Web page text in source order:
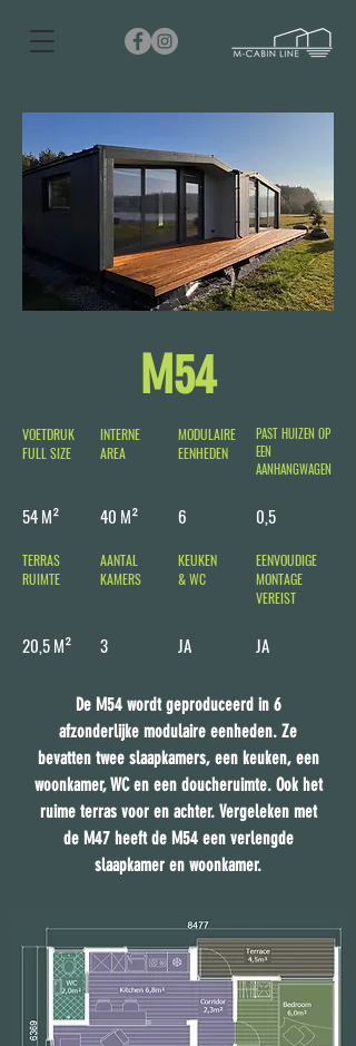
M54
VOETDRUK
FULL SIZE
INTERNE
AREA
MODULAIRE
EENHEDEN
PAST HUIZEN OP
EEN
AANHANGWAGEN
54 M² 40 M² 6 0,5
TERRAS
RUIMTE
AANTAL
KAMERS
KEUKEN
& WC
EENVOUDIGE
MONTAGE
VEREIST
20,5 M² 3 JA JA
De M54 wordt geproduceerd in 6
afzonderlijke modulaire eenheden. Ze
bevatten twee slaapkamers, een keuken, een
woonkamer, WC en een doucheruimte. Ook het
ruime terras voor en achter. Vergeleken met
de M47 heeft de M54 een verlengde
slaapkamer en woonkamer.